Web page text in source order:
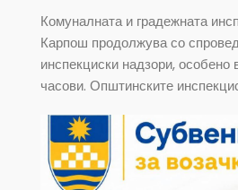
Комуналната и градежната
Карпош продолжува со
инспекциски надзори, особено
часови. Општинските